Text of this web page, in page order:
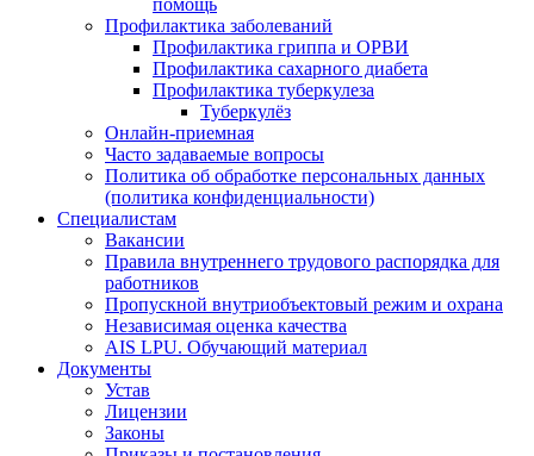
Профилактика заболеваний
Профилактика гриппа и ОРВИ
Профилактика сахарного диабета
Профилактика туберкулеза
Туберкулёз
Онлайн-приемная
Часто задаваемые вопросы
Политика об обработке персональных данных
(политика конфиденциальности)
Специалистам
Вакансии
Правила внутреннего трудового распорядка для
работников
Пропускной внутриобъектовый режим и охрана
Независимая оценка качества
AIS LPU. Обучающий материал
Документы
Устав
Лицензии
Законы